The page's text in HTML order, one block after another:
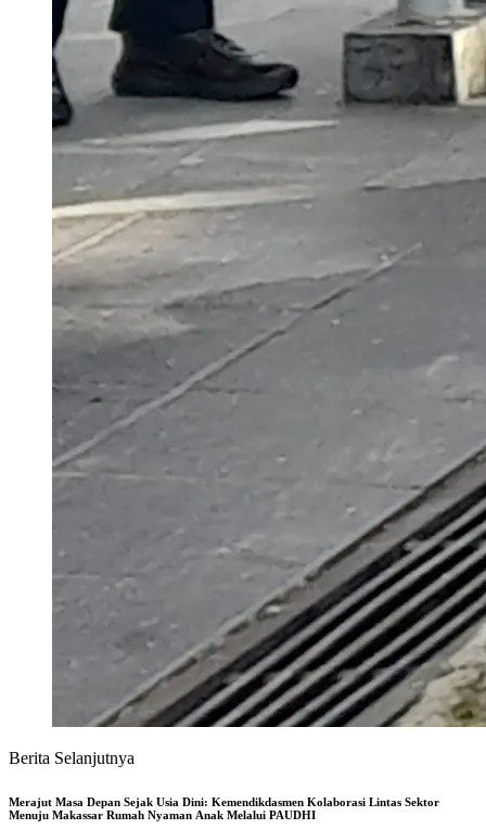
Berita Selanjutnya
Merajut Masa Depan Sejak Usia Dini: Kemendikdasmen Kolaborasi Lintas Sektor
Menuju Makassar Rumah Nyaman Anak Melalui PAUDHI